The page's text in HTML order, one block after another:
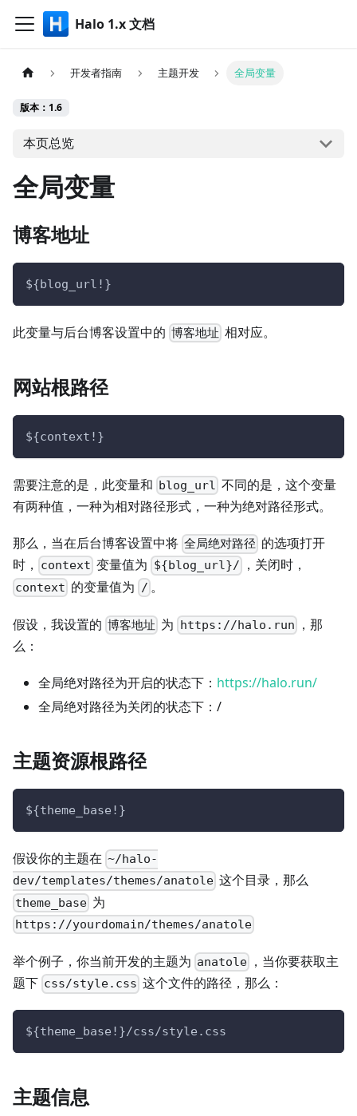
Halo 1.x 文档
开发者指南 主题开发 全局变量
版本：1.6
本页总览
全局变量
博客地址
${blog_url!}
此变量与后台博客设置中的 博客地址 相对应。
网站根路径
${context!}
需要注意的是，此变量和 blog_url 不同的是，这个变量
有两种值，一种为相对路径形式，一种为绝对路径形式。
那么，当在后台博客设置中将 全局绝对路径 的选项打开
时，
context 变量值为 ${blog_url}/ ，关闭时，
context 的变量值为 / 。
假设，我设置的 博客地址 为 https://halo.run ，那
么：
全局绝对路径为开启的状态下： https://halo.run/
全局绝对路径为关闭的状态下：/
主题资源根路径
${theme_base!}
假设你的主题在 ~/halo-
dev/templates/themes/anatole 这个目录，那么
theme_base 为
https://yourdomain/themes/anatole
举个例子，你当前开发的主题为 anatole ，当你要获取主
题下 css/style.css 这个文件的路径，那么：
${theme_base!}/css/style.css
主题信息